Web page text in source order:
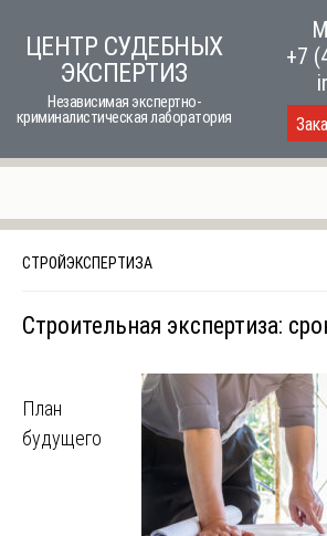
ЦЕНТР СУДЕБНЫХ
ЭКСПЕРТИЗ
Независимая экспертно-
криминалистическая лаборатория
+7
СТРОЙЭКСПЕРТИЗА
Строительная экспертиза:
План
будущего